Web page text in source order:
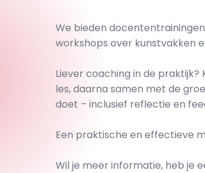
We bieden
workshops over kunstvakken
Liever coaching in de
les, daarna samen met de
doet – inclusief reflectie en
Een praktische en effectieve
Wil je meer informatie, heb je